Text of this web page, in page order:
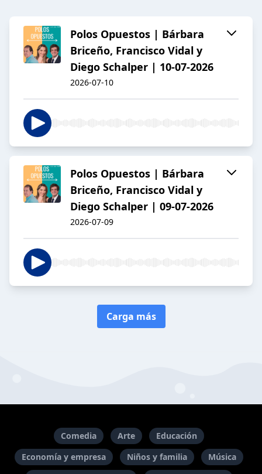
Polos Opuestos | Bárbara
Briceño, Francisco Vidal y
Diego Schalper | 10-07-2026
2026-07-10
Polos Opuestos | Bárbara
Briceño, Francisco Vidal y
Diego Schalper | 09-07-2026
2026-07-09
Carga más
Comedia Arte
Educación
Economía y empresa
Niños y familia
Música